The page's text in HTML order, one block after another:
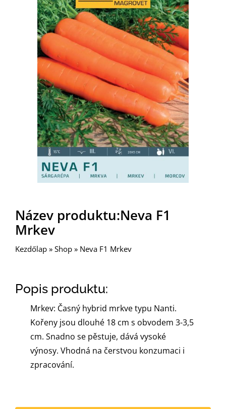
Název produktu:Neva F1
Mrkev
Kezdőlap » Shop » Neva F1 Mrkev
Popis produktu:
Mrkev: Časný hybrid mrkve typu Nanti.
Kořeny jsou dlouhé 18 cm s obvodem 3-3,5
cm. Snadno se pěstuje, dává vysoké
výnosy. Vhodná na čerstvou konzumaci i
zpracování.